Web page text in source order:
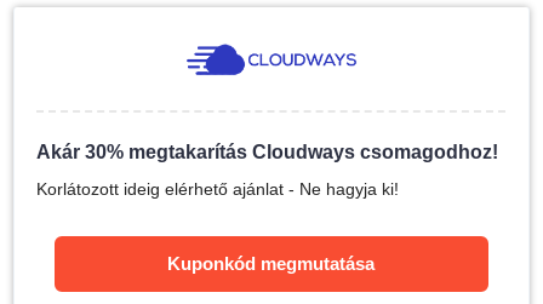
Akár 30% megtakarítás Cloudways csomagodhoz!
Korlátozott ideig elérhető ajánlat - Ne hagyja ki!
Kuponkód megmutatása